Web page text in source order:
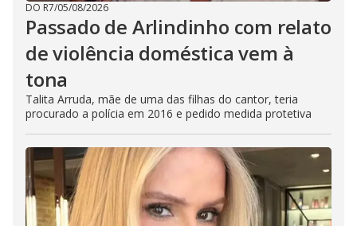
DO R7/05/08/2026
Passado de Arlindinho com relato
de violência doméstica vem à
tona
Talita Arruda, mãe de uma das filhas do cantor, teria
procurado a polícia em 2016 e pedido medida protetiva